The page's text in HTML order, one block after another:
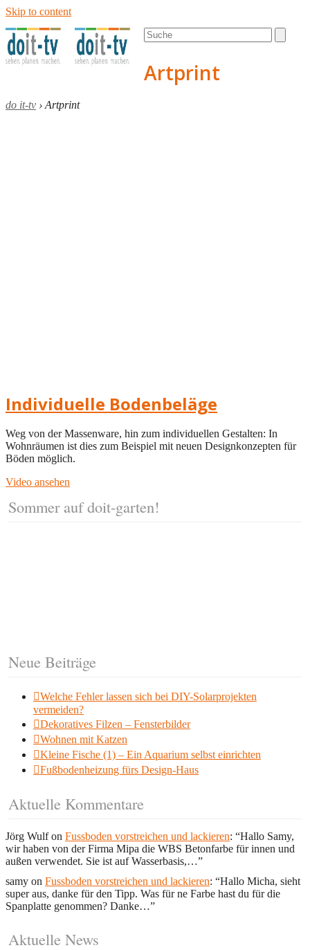
Skip to content
Open
mobile
Close
mobile
Search
Artprint
do it-tv › Artprint
Individuelle Bodenbeläge
Weg von der Massenware, hin zum individuellen Gestalten: In
Wohnräumen ist dies zum Beispiel mit neuen Designkonzepten für
Böden möglich.
Video ansehen
Sommer auf doit-garten!
Neue Beiträge
Welche Fehler lassen sich bei DIY-Solarprojekten
vermeiden?
Dekoratives Filzen – Fensterbilder
Wohnen mit Katzen
Kleine Fische (1) – Ein Aquarium selbst einrichten
Fußbodenheizung fürs Design-Haus
Aktuelle Kommentare
Jörg Wulfon Fussboden vorstreichen und lackieren: “Hallo Samy,
wir haben von der Firma Mipa die WBS Betonfarbe für innen und
außen verwendet. Sie ist auf Wasserbasis,…”
samy on Fussboden vorstreichen und lackieren: “Hallo Micha, sieht
super aus, danke für den Tipp. Was für ne Farbe hast du für die
Spanplatte genommen? Danke…”
Aktuelle News